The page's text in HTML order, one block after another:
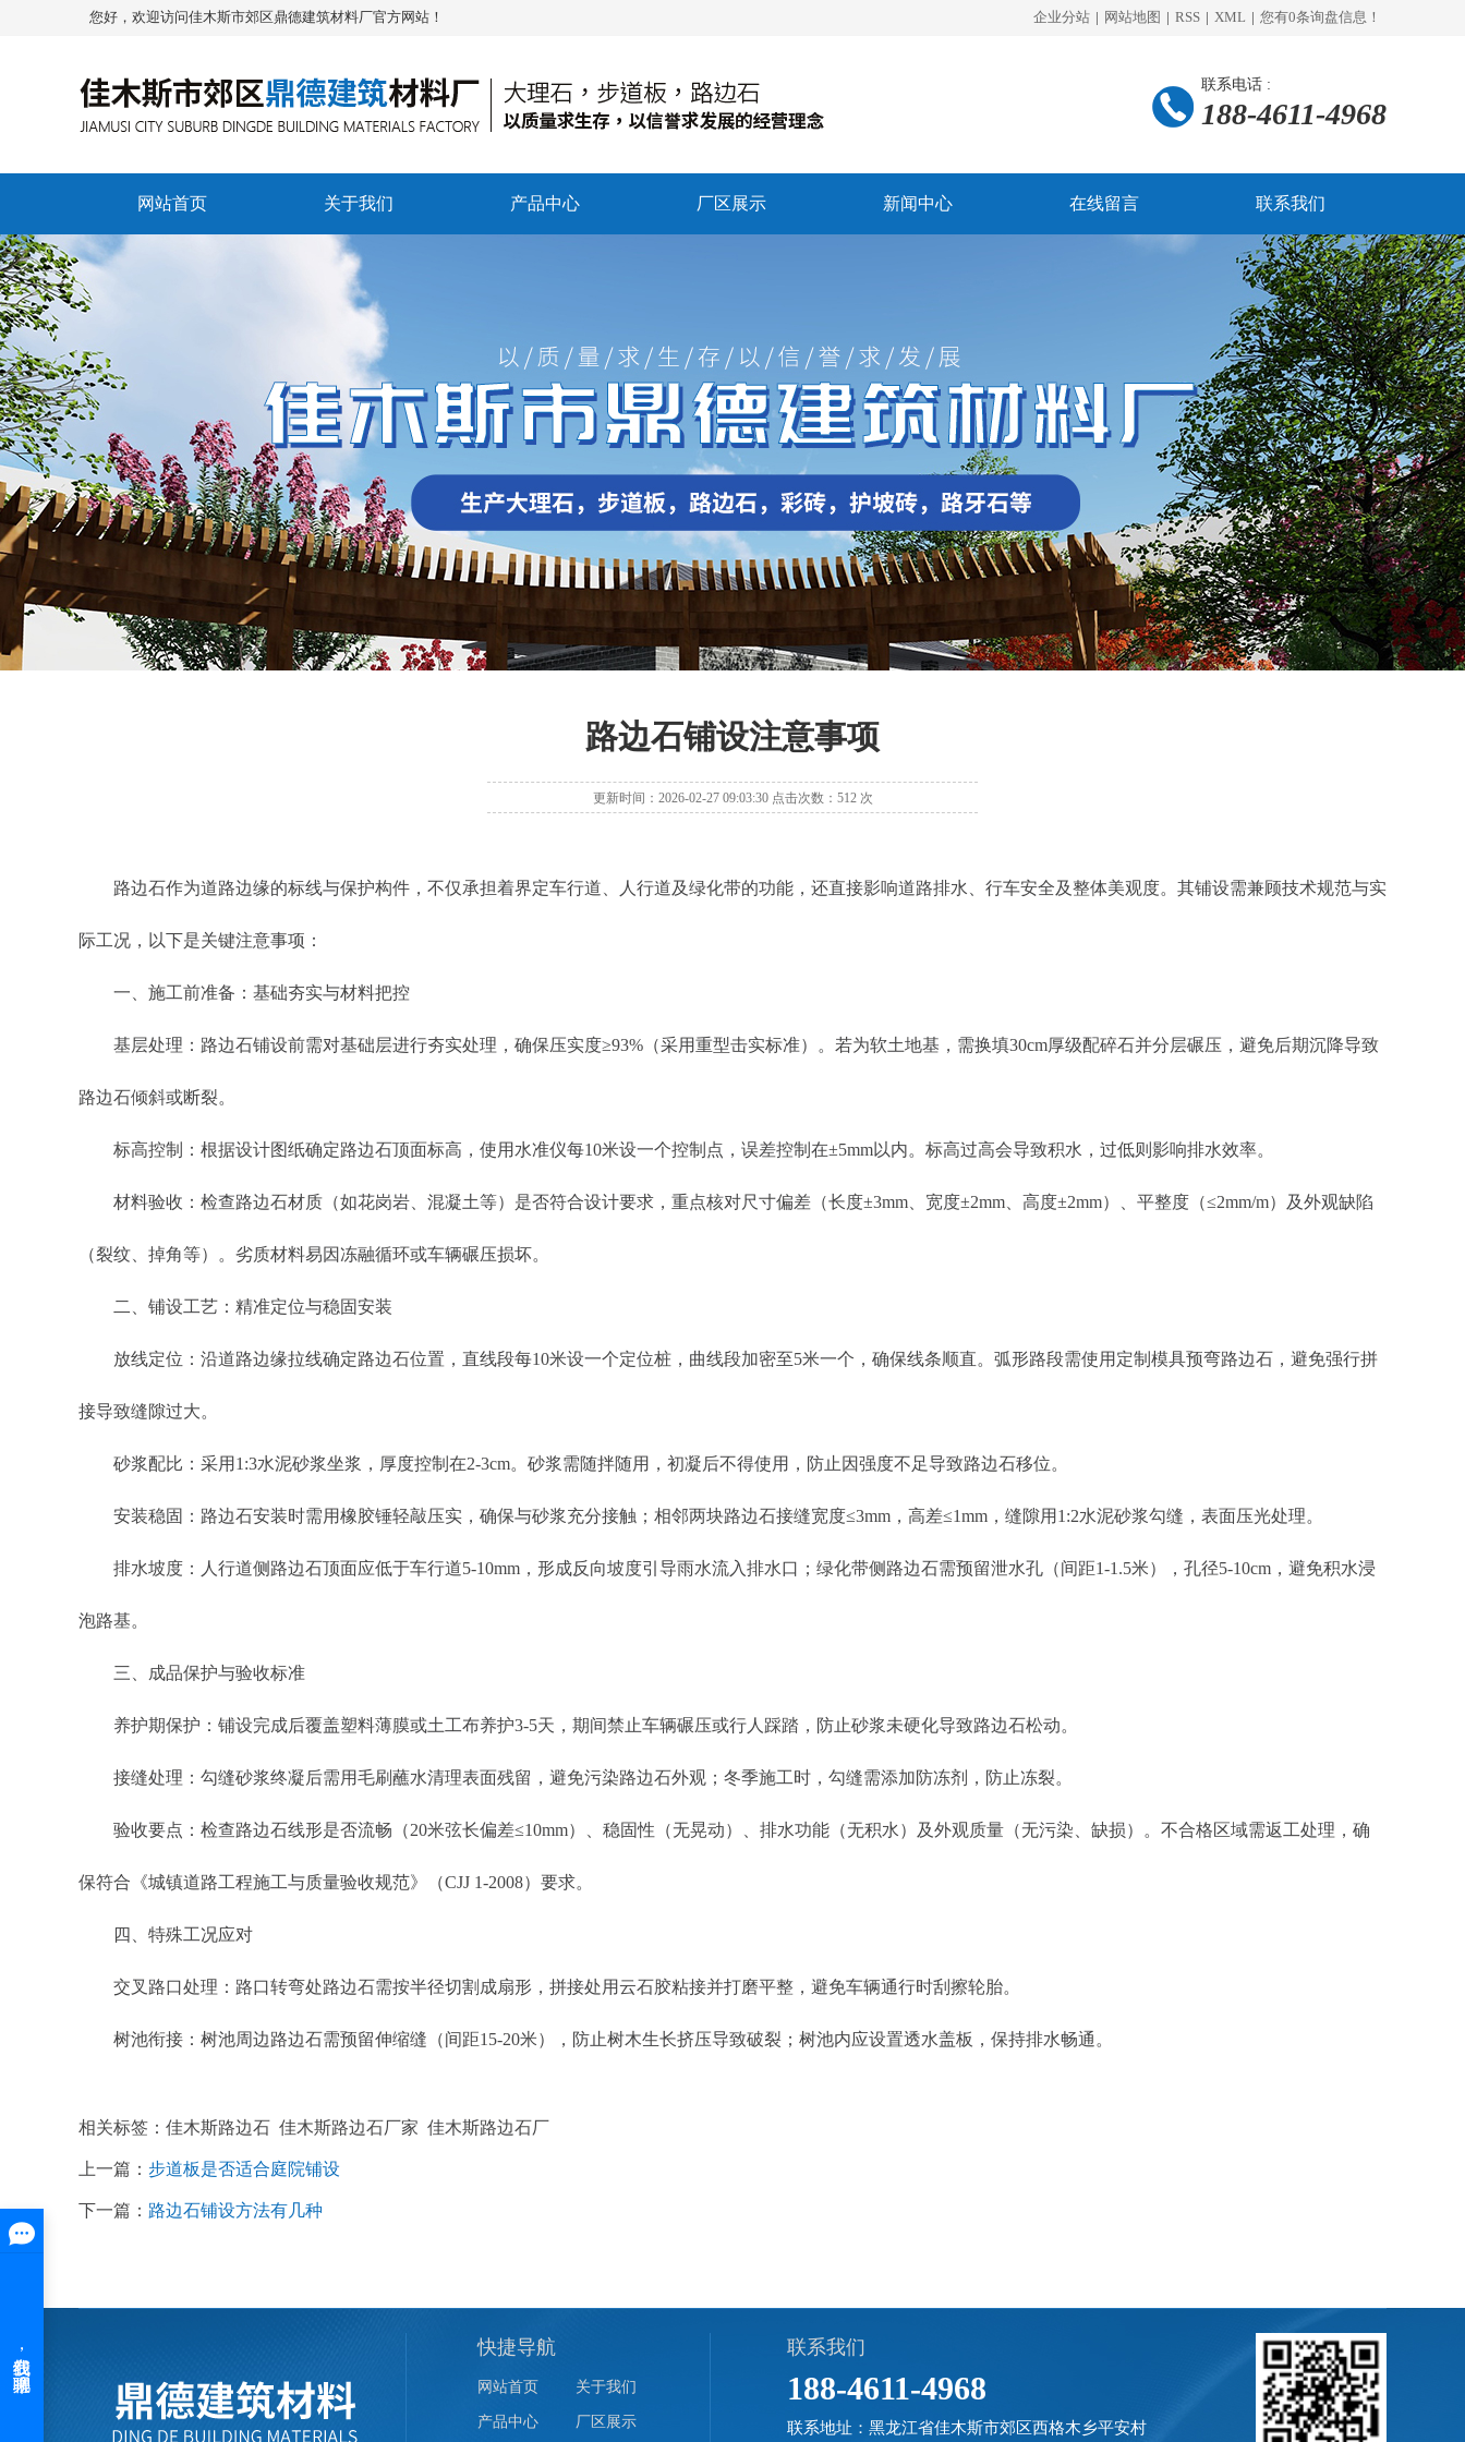
企业分站 | 网站地图 | RSS | XML | 您有0条询盘信息！
您好，欢迎访问佳木斯市郊区鼎德建筑材料厂官方网站！
联系电话 :
188-4611-4968
网站首页 关于我们 产品中心 厂区展示 新闻中心 在线留言 联系我们
路边石铺设注意事项
更新时间：2026-02-27 09:03:30 点击次数：512 次
路边石作为道路边缘的标线与保护构件，不仅承担着界定车行道、人行道及绿化带的功能，还直接影响道路排水、行车安全及整体美观度。其铺设需兼顾技术规范与实
际工况，以下是关键注意事项：
一、施工前准备：基础夯实与材料把控
基层处理：路边石铺设前需对基础层进行夯实处理，确保压实度≥93%（采用重型击实标准）。若为软土地基，需换填30cm厚级配碎石并分层碾压，避免后期沉降导致
路边石倾斜或断裂。
标高控制：根据设计图纸确定路边石顶面标高，使用水准仪每10米设一个控制点，误差控制在±5mm以内。标高过高会导致积水，过低则影响排水效率。
材料验收：检查路边石材质（如花岗岩、混凝土等）是否符合设计要求，重点核对尺寸偏差（长度±3mm、宽度±2mm、高度±2mm）、平整度（≤2mm/m）及外观缺陷
（裂纹、掉角等）。劣质材料易因冻融循环或车辆碾压损坏。
二、铺设工艺：精准定位与稳固安装
放线定位：沿道路边缘拉线确定路边石位置，直线段每10米设一个定位桩，曲线段加密至5米一个，确保线条顺直。弧形路段需使用定制模具预弯路边石，避免强行拼
接导致缝隙过大。
砂浆配比：采用1:3水泥砂浆坐浆，厚度控制在2-3cm。砂浆需随拌随用，初凝后不得使用，防止因强度不足导致路边石移位。
安装稳固：路边石安装时需用橡胶锤轻敲压实，确保与砂浆充分接触；相邻两块路边石接缝宽度≤3mm，高差≤1mm，缝隙用1:2水泥砂浆勾缝，表面压光处理。
排水坡度：人行道侧路边石顶面应低于车行道5-10mm，形成反向坡度引导雨水流入排水口；绿化带侧路边石需预留泄水孔（间距1-1.5米），孔径5-10cm，避免积水浸
泡路基。
三、成品保护与验收标准
养护期保护：铺设完成后覆盖塑料薄膜或土工布养护3-5天，期间禁止车辆碾压或行人踩踏，防止砂浆未硬化导致路边石松动。
接缝处理：勾缝砂浆终凝后需用毛刷蘸水清理表面残留，避免污染路边石外观；冬季施工时，勾缝需添加防冻剂，防止冻裂。
验收要点：检查路边石线形是否流畅（20米弦长偏差≤10mm）、稳固性（无晃动）、排水功能（无积水）及外观质量（无污染、缺损）。不合格区域需返工处理，确
保符合《城镇道路工程施工与质量验收规范》（CJJ 1-2008）要求。
四、特殊工况应对
交叉路口处理：路口转弯处路边石需按半径切割成扇形，拼接处用云石胶粘接并打磨平整，避免车辆通行时刮擦轮胎。
树池衔接：树池周边路边石需预留伸缩缝（间距15-20米），防止树木生长挤压导致破裂；树池内应设置透水盖板，保持排水畅通。
相关标签：佳木斯路边石 佳木斯路边石厂家 佳木斯路边石厂
上一篇： 步道板是否适合庭院铺设
下一篇： 路边石铺设方法有几种
快捷导航
网站首页 关于我们
产品中心 厂区展示
联系我们
188-4611-4968
联系地址：黑龙江省佳木斯市郊区西格木乡平安村